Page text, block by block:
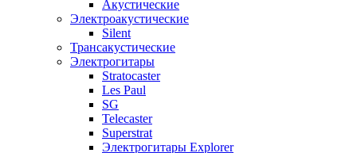
Акустические
Электроакустические
Silent
Трансакустические
Электрогитары
Stratocaster
Les Paul
SG
Telecaster
Superstrat
Электрогитары Explorer